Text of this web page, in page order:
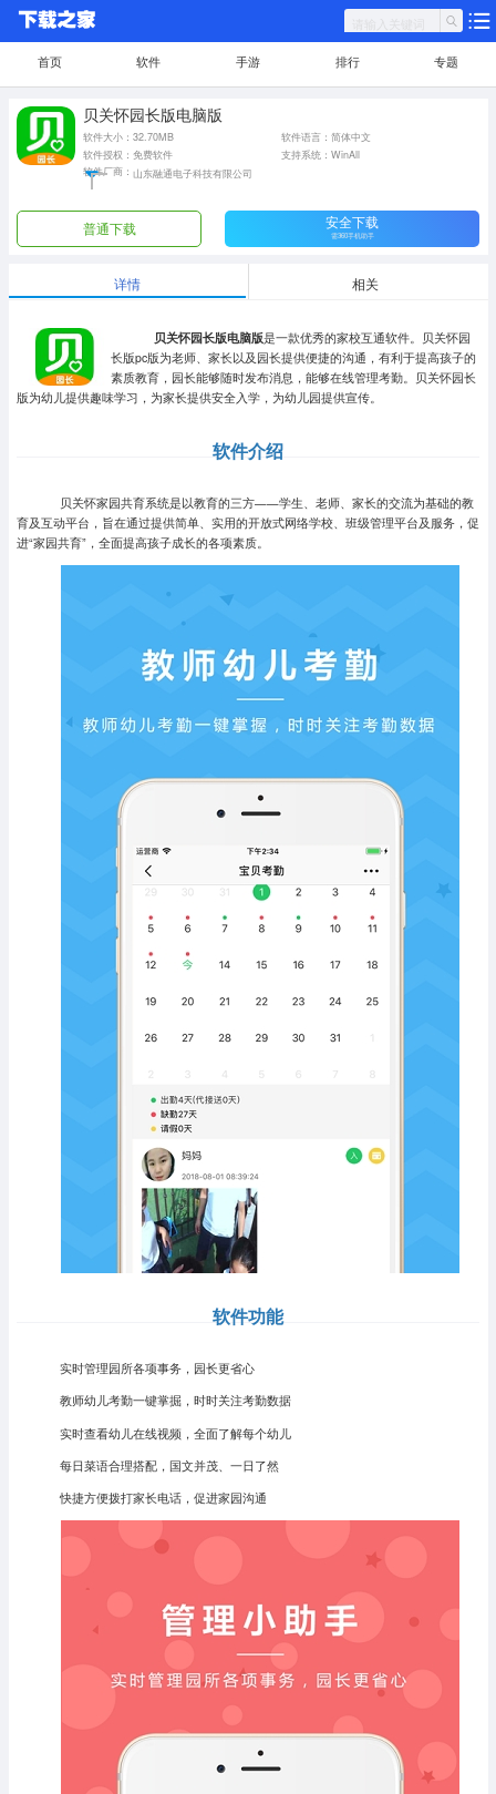
首页 软件 手游 排行 专题
贝关怀园长版电脑版
软件大小：32.70MB
软件语言：简体中文
软件授权：免费软件
支持系统：WinAll
软件厂商： 山东融通电子科技有限公司
普通下载 安全下载
需360手机助手
详情 相关
贝关怀园长版电脑版是一款优秀的家校互通软件。贝关怀园
长版pc版为老师、家长以及园长提供便捷的沟通，有利于提高孩子的
素质教育，园长能够随时发布消息，能够在线管理考勤。贝关怀园长
版为幼儿提供趣味学习，为家长提供安全入学，为幼儿园提供宣传。
软件介绍
贝关怀家园共育系统是以教育的三方——学生、老师、家长的交流为基础的教
育及互动平台，旨在通过提供简单、实用的开放式网络学校、班级管理平台及服务，促
进“家园共育”，全面提高孩子成长的各项素质。
软件功能
实时管理园所各项事务，园长更省心
教师幼儿考勤一键掌掘，时时关注考勤数据
实时查看幼儿在线视频，全面了解每个幼儿
每日菜语合理搭配，国文并茂、一日了然
快捷方便拨打家长电话，促进家园沟通